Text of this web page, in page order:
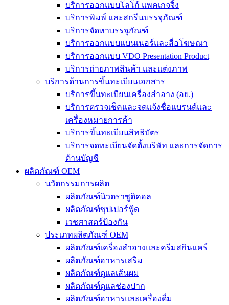
บริการออกแบบโลโก้ แพคเกจจิ้ง
บริการพิมพ์ และสกรีนบรรจุภัณฑ์
บริการจัดหาบรรจุภัณฑ์
บริการออกแบบแบนเนอร์และสื่อโฆษณา
บริการออกแบบ VDO Presentation Product
บริการถ่ายภาพสินค้า และแต่งภาพ
บริการด้านการขึ้นทะเบียนเอกสาร
บริการขึ้นทะเบียนเครื่องสำอาง (อย.)
บริการตรวจเช็คและจดแจ้งชื่อแบรนด์และ
เครื่องหมายการค้า
บริการขึ้นทะเบียนสิทธิบัตร
บริการจดทะเบียนจัดตั้งบริษัท และการจัดการ
ด้านบัญชี
ผลิตภัณฑ์ OEM
นวัตกรรมการผลิต
ผลิตภัณฑ์นิวตราซูติคอล
ผลิตภัณฑ์ซุปเปอร์ฟู้ด
เวชศาสตร์ป้องกัน
ประเภทผลิตภัณฑ์ OEM
ผลิตภัณฑ์เครื่องสำอางและครีมสกินแคร์
ผลิตภัณฑ์อาหารเสริม
ผลิตภัณฑ์ดูแลเส้นผม
ผลิตภัณฑ์ดูแลช่องปาก
ผลิตภัณฑ์อาหารและเครื่องดื่ม